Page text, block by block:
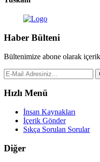
Haber Bülteni
Bültenimize abone olarak
Hızlı Menü
İnsan Kaynakları
İçerik Gönder
Sıkça Sorulan Sorular
Diğer